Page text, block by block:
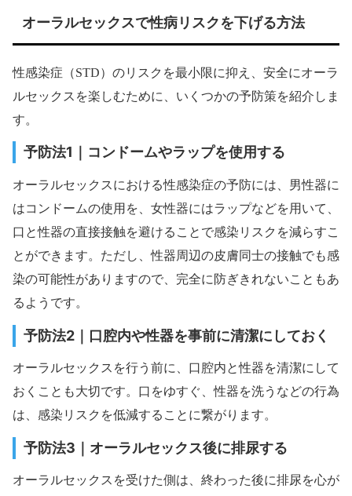
オーラルセックスで性病リスクを下げる方法
性感染症（STD）のリスクを最小限に抑え、安全にオーラ
ルセックスを楽しむために、いくつかの予防策を紹介しま
す。
予防法1｜コンドームやラップを使用する
オーラルセックスにおける性感染症の予防には、男性器に
はコンドームの使用を、女性器にはラップなどを用いて、
口と性器の直接接触を避けることで感染リスクを減らすこ
とができます。ただし、性器周辺の皮膚同士の接触でも感
染の可能性がありますので、完全に防ぎきれないこともあ
るようです。
予防法2｜口腔内や性器を事前に清潔にしておく
オーラルセックスを行う前に、口腔内と性器を清潔にして
おくことも大切です。口をゆすぐ、性器を洗うなどの行為
は、感染リスクを低減することに繋がります。
予防法3｜オーラルセックス後に排尿する
オーラルセックスを受けた側は、終わった後に排尿を心が